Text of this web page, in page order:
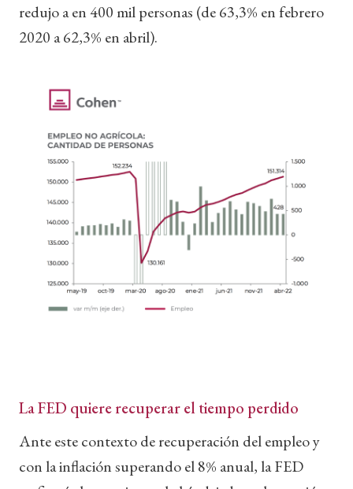
redujo a en 400 mil personas (de 63,3% en febrero
2020 a 62,3% en abril).
La FED quiere recuperar el tiempo perdido
Ante este contexto de recuperación del empleo y
con la inflación superando el 8% anual, la FED